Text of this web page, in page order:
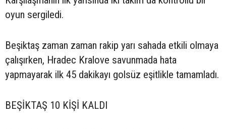
oyun sergiledi.
Beşiktaş zaman zaman rakip yarı sahada etkili olmaya
çalışırken, Hradec Kralove savunmada hata
yapmayarak ilk 45 dakikayı golsüz eşitlikle tamamladı.
BEŞİKTAŞ 10 KİŞİ KALDI